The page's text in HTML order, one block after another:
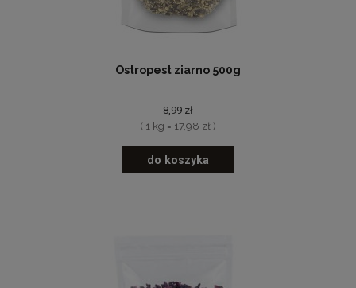
Ostropest ziarno 500g
8,99 zł
( 1 kg = 17,98 zł )
do koszyka